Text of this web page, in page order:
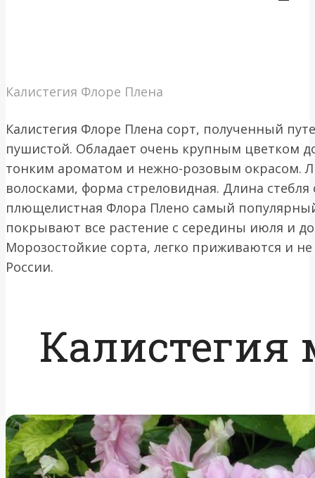
Калистегия Флоре Плена
Калистегия Флоре Плена сорт, полученный
пушистой. Обладает очень крупным цветком
тонким ароматом и нежно-розовым окрасом.
волосками, форма стреловидная. Длина стебля
плющелистная Флора Плено самый
покрывают все растение с середины июля и
Морозостойкие сорта, легко приживаются и
России.
Калистегия